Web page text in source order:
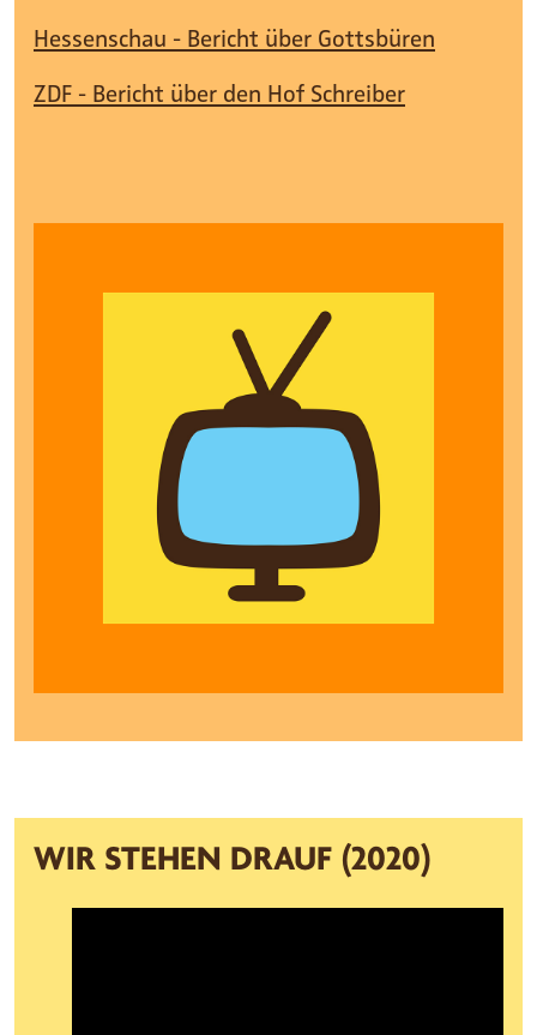
Hessenschau - Bericht über Gottsbüren
ZDF - Bericht über den Hof Schreiber
WIR STEHEN DRAUF (2020)